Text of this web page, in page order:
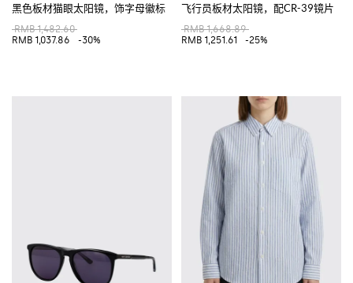
黑色板材猫眼太阳镜，饰字母徽标
RMB 1,482.60
RMB 1,037.86
-30%
飞行员板材太阳镜，配CR-39镜片
RMB 1,668.89
RMB 1,251.61
-25%